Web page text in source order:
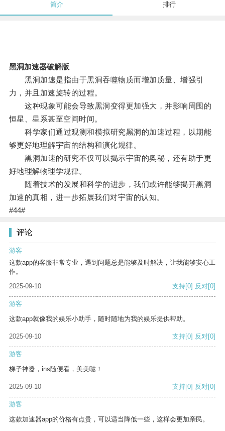
简介 排行
黑洞加速器破解版
黑洞加速是指由于黑洞吞噬物质而增加质量、增强引
力，并且加速旋转的过程。
这种现象可能会导致黑洞变得更加强大，并影响周围的
恒星、星系甚至空间时间。
科学家们通过观测和模拟研究黑洞的加速过程，以期能
够更好地理解宇宙的结构和演化规律。
黑洞加速的研究不仅可以揭示宇宙的奥秘，还有助于更
好地理解物理学规律。
随着技术的发展和科学的进步，我们或许能够揭开黑洞
加速的真相，进一步拓展我们对宇宙的认知。
#44#
评论
游客
这款app的客服非常专业，遇到问题总是能够及时解决，让我能够安心工
作。
2025-09-10
支持[0] 反对[0]
游客
这款app就像我的娱乐小助手，随时随地为我的娱乐提供帮助。
2025-09-10 支持[0] 反对[0]
游客
梯子神器，ins随便看，美美哒！
2025-09-10 支持[0] 反对[0]
游客
这款加速器app的价格有点贵，可以适当降低一些，这样会更加亲民。